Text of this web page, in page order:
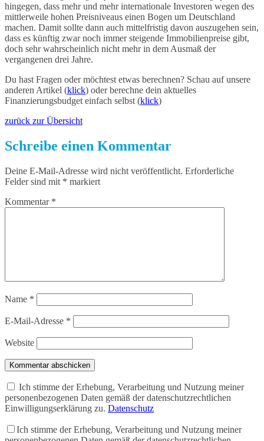
hingegen, dass mehr und mehr internationale Investoren wegen des
mittlerweile hohen Preisniveaus einen Bogen um Deutschland
machen. Damit sollte dann auch mittelfristig davon auszugehen sein,
dass es künftig zwar noch immer steigende Immobilienpreise gibt,
doch sehr wahrscheinlich nicht mehr in dem Ausmaß der
vergangenen drei Jahre.
Du hast Fragen oder möchtest etwas berechnen? Schau auf unsere
anderen Artikel (klick) oder berechne dein aktuelles
Finanzierungsbudget einfach selbst (klick)
zurück zur Übersicht
Schreibe einen Kommentar
Deine E-Mail-Adresse wird nicht veröffentlicht. Erforderliche
Felder sind mit * markiert
Kommentar *
Name *
E-Mail-Adresse *
Website
Kommentar abschicken
Ich stimme der Erhebung, Verarbeitung und Nutzung meiner
personenbezogenen Daten gemäß der datenschutzrechtlichen
Einwilligungserklärung zu. Datenschutz
Ich stimme der Erhebung, Verarbeitung und Nutzung meiner